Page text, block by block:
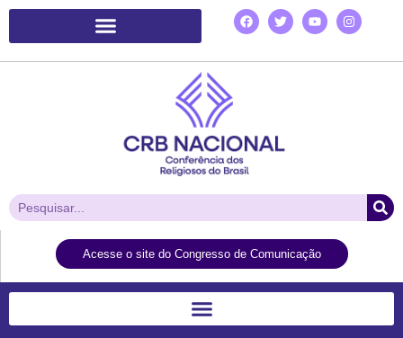
Acesse o site do Congresso de Comunicação